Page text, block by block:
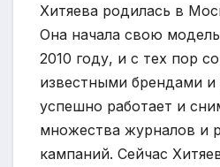
Хитяева родилась в
Она начала свою
2010 году, и с тех пор
известными брендами
успешно работает и
множества журналов и
кампаний. Сейчас